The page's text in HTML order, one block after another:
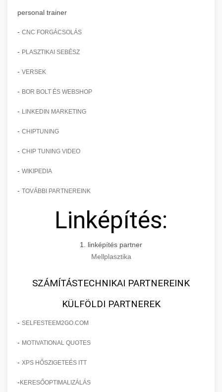
personal trainer
- CNC FORGÁCSOLÁS
- PLASZTIKAI SEBÉSZ
- VERSEK
- BOR BOLT ÉS WEBSHOP
- LINKEDIN MARKETING
- CHIPTUNING
- CHIP TUNING VIDEO
- WIKIPEDIA
- TOVÁBBI PARTNEREINK
Linképítés:
1. linképítés partner
Mellplasztika
SZÁMÍTÁSTECHNIKAI PARTNEREINK
KÜLFÖLDI PARTNEREK
- SELFESTEEM2GO.COM
- MOTIVATIONAL QUOTES
- XPS HŐSZIGETEÉS ITT
- KERESŐOPTIMALIZÁLÁS